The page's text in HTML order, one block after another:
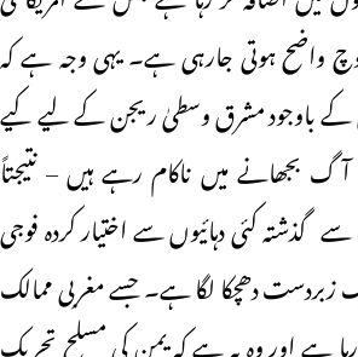
ہوتی جارہی ہے۔ یہی وجہ ہے کہ
کے باوجود مشرق وسطیٰ ریجن کے لیے کیے
بجھانے میں ناکام رہے ہیں – نتیجتاً
گذشتہ کئی دہائیوں سے اختیار کردہ فوجی
زبردست دھچکا لگا ہے۔ جسے مغربی ممالک
رہا ہے اور وہ یہ ہے کہ یمن کی مسلح تحریک